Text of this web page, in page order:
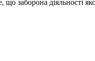
заборона